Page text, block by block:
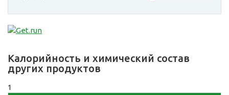
Калорийность и химический состав
других продуктов
1